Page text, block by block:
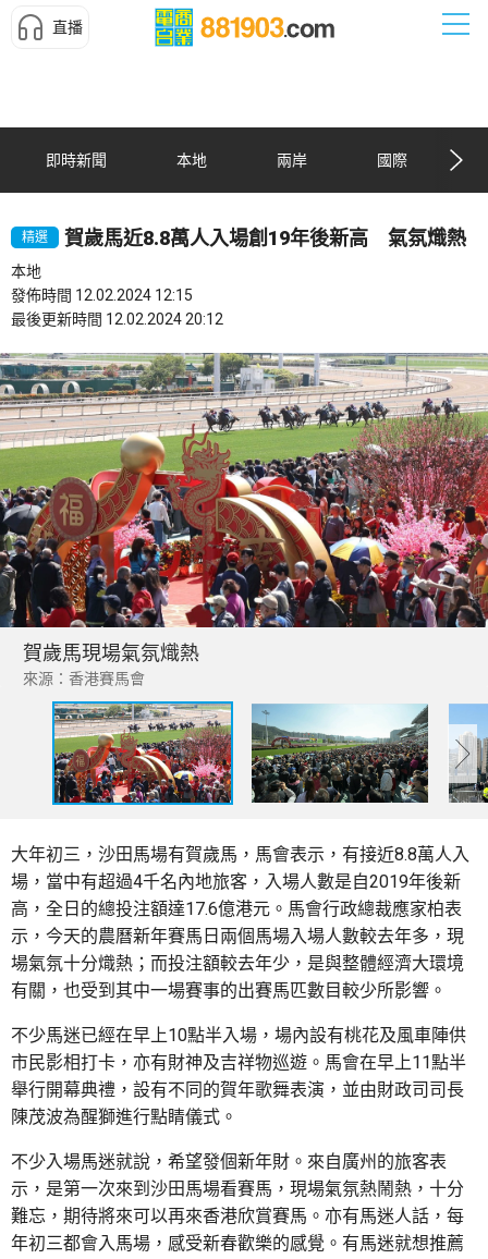
直播
即時新聞 本地 兩岸 國際
精選 賀歲馬近8.8萬人入場創19年後新高 氣氛熾熱
本地
發佈時間 12.02.2024 12:15
最後更新時間 12.02.2024 20:12
賀歲馬現場氣氛熾熱
來源：香港賽馬會
大年初三，沙田馬場有賀歲馬，馬會表示，有接近8.8萬人入
場，當中有超過4千名內地旅客，入場人數是自2019年後新
高，全日的總投注額達17.6億港元。馬會行政總裁應家柏表
示，今天的農曆新年賽馬日兩個馬場入場人數較去年多，現
場氣氛十分熾熱；而投注額較去年少，是與整體經濟大環境
有關，也受到其中一場賽事的出賽馬匹數目較少所影響。
不少馬迷已經在早上10點半入場，場內設有桃花及風車陣供
市民影相打卡，亦有財神及吉祥物巡遊。馬會在早上11點半
舉行開幕典禮，設有不同的賀年歌舞表演，並由財政司司長
陳茂波為醒獅進行點睛儀式。
不少入場馬迷就說，希望發個新年財。來自廣州的旅客表
示，是第一次來到沙田馬場看賽馬，現場氣氛熱鬧熱，十分
難忘，期待將來可以再來香港欣賞賽馬。亦有馬迷人話，每
年初三都會入馬場，感受新春歡樂的感覺。有馬迷就想推薦